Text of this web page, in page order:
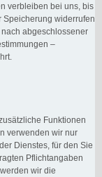
verbleiben bei uns, bis
Speicherung widerrufen
abgeschlossener
–
Funktionen
verwenden wir nur
Dienstes, für den Sie
Pflichtangaben
wir die